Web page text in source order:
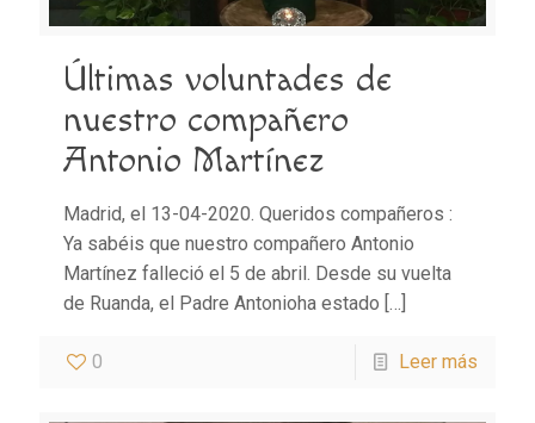
Últimas voluntades de
nuestro compañero
Antonio Martínez
Madrid, el 13-04-2020. Queridos compañeros :
Ya sabéis que nuestro compañero Antonio
Martínez falleció el 5 de abril. Desde su vuelta
de Ruanda, el Padre Antonioha estado […]
0 Leer más